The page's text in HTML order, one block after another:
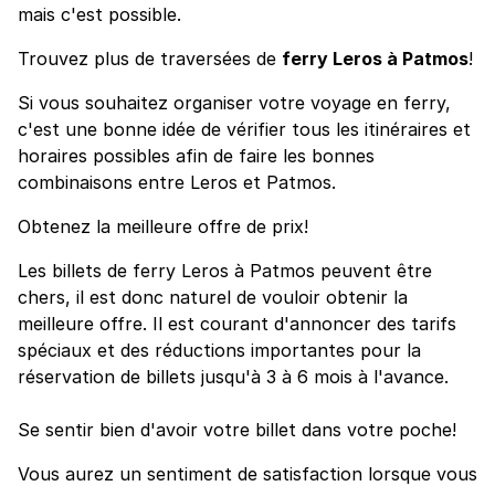
mais c'est possible.
Trouvez plus de traversées de ferry Leros à Patmos!
Si vous souhaitez organiser votre voyage en ferry,
c'est une bonne idée de vérifier tous les itinéraires et
horaires possibles afin de faire les bonnes
combinaisons entre Leros et Patmos.
Obtenez la meilleure offre de prix!
Les billets de ferry Leros à Patmos peuvent être
chers, il est donc naturel de vouloir obtenir la
meilleure offre. Il est courant d'annoncer des tarifs
spéciaux et des réductions importantes pour la
réservation de billets jusqu'à 3 à 6 mois à l'avance.
Se sentir bien d'avoir votre billet dans votre poche!
Vous aurez un sentiment de satisfaction lorsque vous